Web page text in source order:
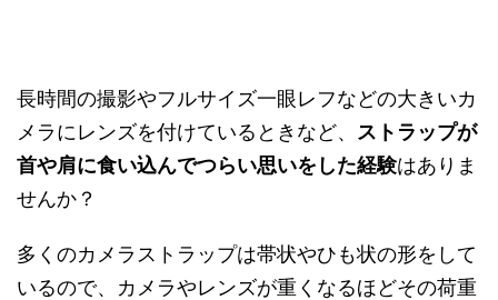
長時間の撮影やフルサイズ一眼レフなどの大きいカ
メラにレンズを付けているときなど、 ストラップが
首や肩に食い込んでつらい思いをした経験はありま
せんか？
多くのカメラストラップは帯状やひも状の形をして
いるので、カメラやレンズが重くなるほどその荷重